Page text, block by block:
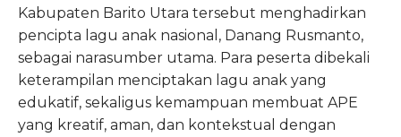
Kabupaten Barito Utara tersebut menghadirkan
pencipta lagu anak nasional, Danang Rusmanto,
sebagai narasumber utama. Para peserta dibekali
keterampilan menciptakan lagu anak yang
edukatif, sekaligus kemampuan membuat APE
yang kreatif, aman, dan kontekstual dengan